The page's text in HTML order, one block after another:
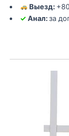
Выезд:
✓ Анал:за